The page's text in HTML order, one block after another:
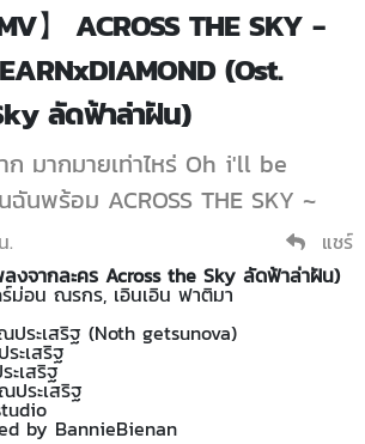
】 ACROSS THE SKY -
(Ost.
ลัดฟ้าล่าฝัน)
ก มากมายเท่าไหร่ Oh i'll be
นพร้อม ACROSS THE SKY ~
.
แชร์
งจากละคร Across the Sky ลัดฟ้าล่าฝัน)
ม่อน ณรกร, เอินเอิน ฟาติมา
ระเสริฐ (Noth getsunova)
ะเสริฐ
เสริฐ
ระเสริฐ
by BannieBienan